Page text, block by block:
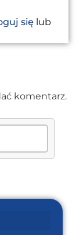
się lub
komentarz.